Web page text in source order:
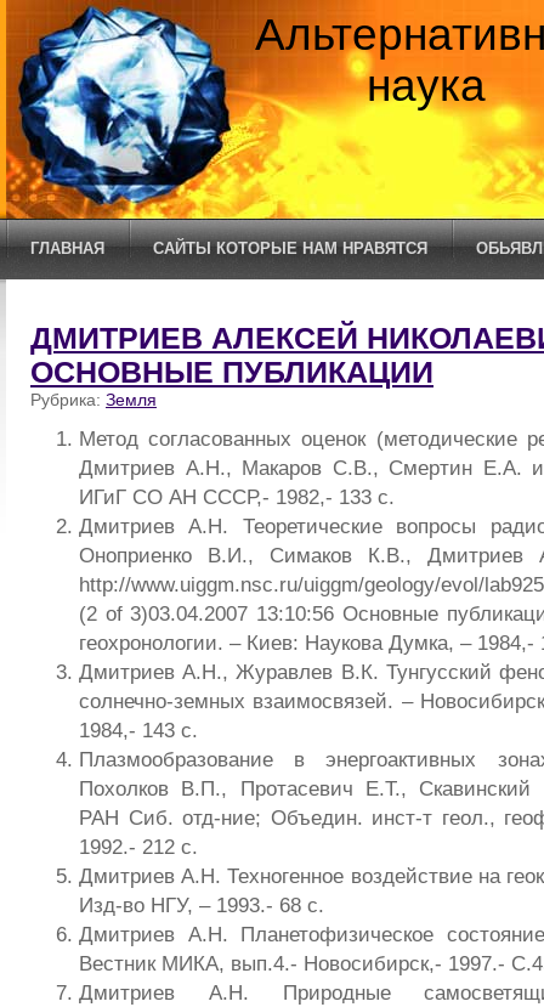
наука
ГЛАВНАЯ САЙТЫ КОТОРЫЕ НАМ НРАВЯТСЯ
ДМИТРИЕВ АЛЕКСЕЙ
ОСНОВНЫЕ ПУБЛИКАЦИИ
Рубрика: Земля
Метод согласованных оценок (методические
Дмитриев А.Н., Макаров С.В., Смертин Е.А.
ИГиГ СО АН СССР,- 1982,- 133 с.
Дмитриев А.Н. Теоретические вопросы
Оноприенко В.И., Симаков К.В., Дмитриев
http://www.uiggm.nsc.ru/uiggm/geology/evol/
(2 of 3)03.04.2007 13:10:56 Основные
геохронологии. – Киев: Наукова Думка, – 1984,-
Дмитриев А.Н., Журавлев В.К. Тунгусский
солнечно-земных взаимосвязей. –
1984,- 143 с.
Плазмообразование в энергоактивных
Похолков В.П., Протасевич Е.Т.,
РАН Сиб. отд-ние; Объедин. инст-т геол.,
1992.- 212 с.
Дмитриев А.Н. Техногенное воздействие на
Изд-во НГУ, – 1993.- 68 с.
Дмитриев А.Н. Планетофизическое
Вестник МИКА, вып.4.- Новосибирск,- 1997.-
Дмитриев А.Н. Природные